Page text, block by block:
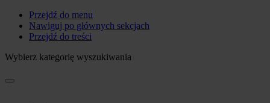
Przejdź do menu
Nawiguj po głównych sekcjach
Przejdź do treści
Wybierz kategorię wyszukiwania